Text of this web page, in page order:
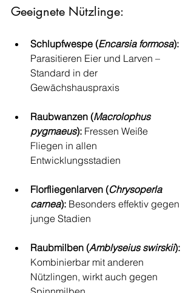
Geeignete Nützlinge:
Schlupfwespe (Encarsia formosa):
Parasitieren Eier und Larven –
Standard in der
Gewächshauspraxis
Raubwanzen (Macrolophus
pygmaeus): Fressen Weiße
Fliegen in allen
Entwicklungsstadien
Florfliegenlarven (Chrysoperla
carnea): Besonders effektiv gegen
junge Stadien
Raubmilben (Amblyseius swirskii):
Kombinierbar mit anderen
Nützlingen, wirkt auch gegen